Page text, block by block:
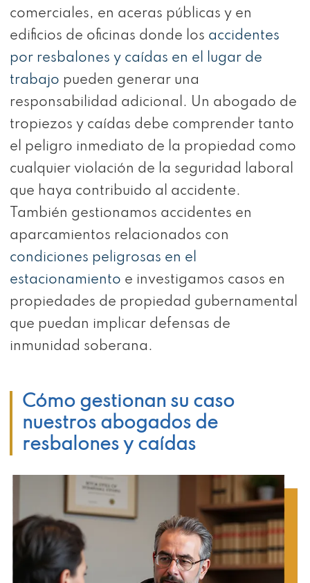
comerciales, en aceras públicas y en
edificios de oficinas donde los accidentes
por resbalones y caídas en el lugar de
trabajo pueden generar una
responsabilidad adicional. Un abogado de
tropiezos y caídas debe comprender tanto
el peligro inmediato de la propiedad como
cualquier violación de la seguridad laboral
que haya contribuido al accidente.
También gestionamos accidentes en
aparcamientos relacionados con
condiciones peligrosas en el
estacionamiento e investigamos casos en
propiedades de propiedad gubernamental
que puedan implicar defensas de
inmunidad soberana.
Cómo gestionan su caso
nuestros abogados de
resbalones y caídas